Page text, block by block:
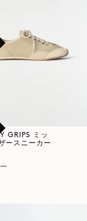
GRIPS ミッ
ースニーカー
格